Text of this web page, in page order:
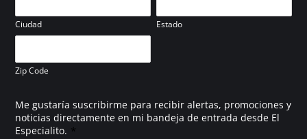
Ciudad Estado
Zip Code
Me gustaría suscribirme para recibir alertas, promociones y
noticias directamente en mi bandeja de entrada desde El
Especialito. *